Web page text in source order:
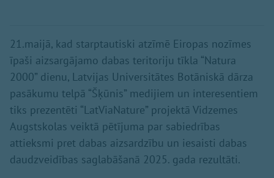
21.maijā, kad starptautiski atzīmē Eiropas nozīmes
īpaši aizsargājamo dabas teritoriju tīkla “Natura
2000” dienu, Latvijas Universitātes Botāniskā dārza
pasākumu telpā “Šķūnis” medijiem un interesentiem
tiks prezentēti “LatViaNature” projektā Vidzemes
Augstskolas veiktā pētījuma par sabiedrības
attieksmi pret dabas aizsardzību un iesaisti dabas
daudzveidības saglabāšanā 2025. gada rezultāti.